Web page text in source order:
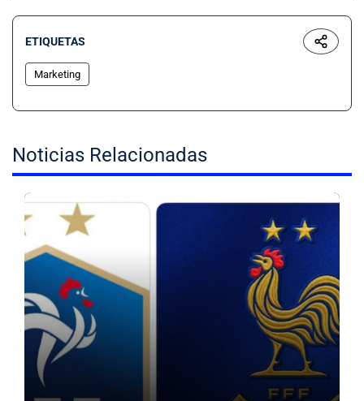
ETIQUETAS
Marketing
Noticias Relacionadas